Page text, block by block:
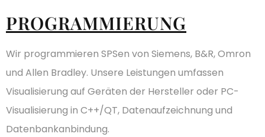
PROGRAMMIERUNG
Wir programmieren SPSen von Siemens, B&R, Omron
und Allen Bradley. Unsere Leistungen umfassen
Visualisierung auf Geräten der Hersteller oder PC-
Visualisierung in C++/QT, Datenaufzeichnung und
Datenbankanbindung.